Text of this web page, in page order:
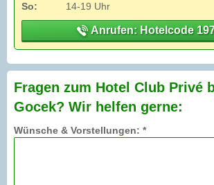
So:
14-19 Uhr
Anrufen: Hotelcode
Fragen zum Hotel Club Privé
Gocek? Wir helfen gerne:
Wünsche & Vorstellungen: *